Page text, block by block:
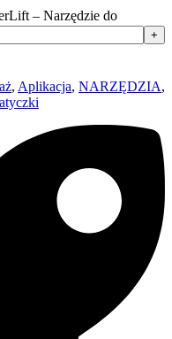
– Narzędzie do
, Aplikacja, NARZĘDZIA,